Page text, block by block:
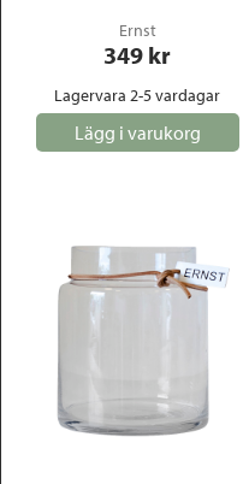
Ernst
349 kr
Lagervara 2-5 vardagar
Lägg i varukorg